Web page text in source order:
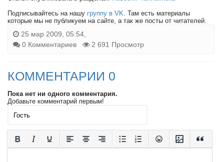
Подписывайтесь на нашу группу в VK. Там есть материалы
которые мы не публикуем на сайте, а так же посты от читателей.
25 мар 2009, 05:54,
0 Комментариев
2 691 Просмотр
КОММЕНТАРИИ 0
Пока нет ни одного комментария.
Добавьте комментарий первым!